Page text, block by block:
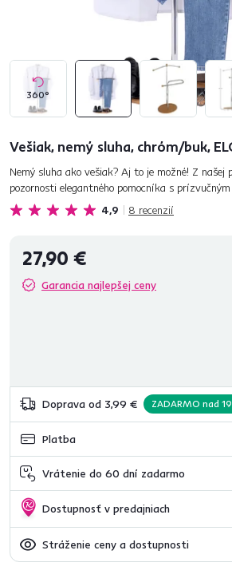
360°
Vešiak, nemý sluha, chróm/buk,
4,9 8 recenzií
Nemý sluha ako vešiak? Aj to je možné! Z našej
pozornosti elegantného pomocníka s
jeho kvality, práve on sa bez odvrávania postará
27,90 €
Garancia najlepšej ceny
Doprava od 3,99 € ZADARMO nad
Platba
Vrátenie do 60 dní zadarmo
Dostupnosť v predajniach
Stráženie ceny a dostupnosti